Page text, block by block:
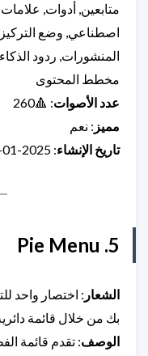
متابعين, أدوات,
اصطناعي, وضع
المنشورات, ردود
مخطط المحتوى
عدد الأصوات: 🔺260
مميز : نعم
تاريخ الإنشاء: 2025-01-03 11:01 AM (UTC)
5. Pie Menu
الشعار : اختصار واحد
بك من خلال قائمة
الوصف: تقدم قائمة